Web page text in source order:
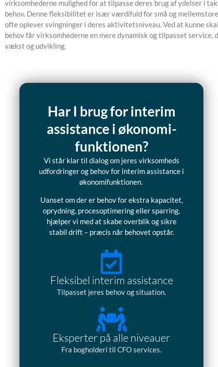
virksomhederne mulighed for at tilpasse deres brug af ydelser i
behov. Denne fleksibilitet er især værdifuld for små og
ofte oplever svingninger i deres aktivitetsniveau. Ved at kunne
behov får virksomhederne en mere dynamisk og tilpasset service,
vækst og udvikling.
Har I brug for interim
assistance i økonomi-
funktionen?
Vi står klar til dialog om jeres virksomheds
udfordringer og behov for interim assistance i
økonomifunktionen.
Uanset om der er behov for ekstra kapacitet,
oprydning, procesoptimering eller sparring,
hjælper vi med at skabe overblik og sikre
stabil drift – præcis når behovet opstår.
Fleksibel interim assistance
Tilpasset jeres behov og situation.
Eksperter på alle niveauer
Fra bogholderi til CFO services.